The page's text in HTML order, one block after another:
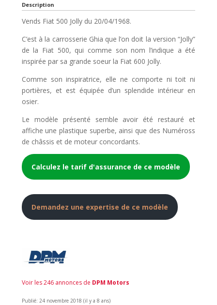
Description
Vends Fiat 500 Jolly du 20/04/1968.
C’est à la carrosserie Ghia que l’on doit la version “Jolly”
de la Fiat 500, qui comme son nom l’indique a été
inspirée par sa grande soeur la Fiat 600 Jolly.
Comme son inspiratrice, elle ne comporte ni toit ni
portières, et est équipée d’un splendide intérieur en
osier.
Le modèle présenté semble avoir été restauré et
affiche une plastique superbe, ainsi que des Numéross
de châssis et de moteur concordants.
Calculez le tarif d'assurance de ce modèle
Demandez une expertise de ce modèle
Voir les 246 annonces de DPM Motors
Publié: 24 novembre 2018 (il y a 8 ans)